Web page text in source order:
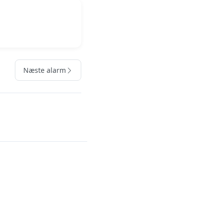
Næste alarm